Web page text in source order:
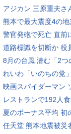
アジカン 三原重夫さ
熊本で最大震度4の地
警官発砲で死亡 直前
道路標識を切断か 役
8月の台風 潜む「2つ
れいわ「いのちの党
映画スパイダーマン
レストランで192人
夏のボーナス平均 初
任天堂 熊本地震被災